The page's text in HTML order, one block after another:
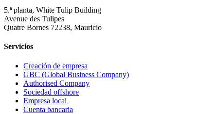
5.ª planta, White Tulip Building
Avenue des Tulipes
Quatre Bornes 72238, Mauricio
Servicios
Creación de empresa
GBC (Global Business Company)
Authorised Company
Sociedad offshore
Empresa local
Cuenta bancaria